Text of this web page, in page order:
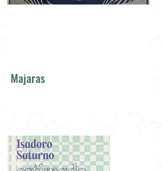
Majaras